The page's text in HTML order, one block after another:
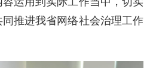
推进我省网络社会治理工作